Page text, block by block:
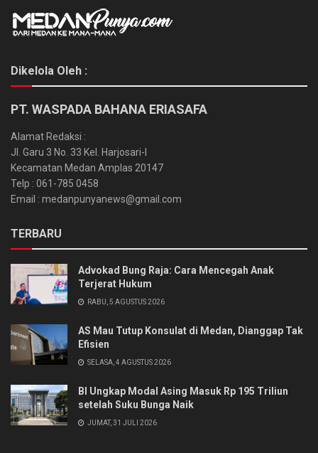
Dikelola Oleh :
PT. WASPADA BAHANA ERIASAFA
Alamat Redaksi :
Jl. Garu 3 No. 33 Kel. Harjosari-I
Kecamatan Medan Amplas 20147
Telp : 061-785 0458
Email : medanpunyanews@gmail.com
TERBARU
Advokad Bung Raja: Cara Mencegah Anak
Terjerat Hukum
RABU, 5 AGUSTUS 2026
AS Mau Tutup Konsulat di Medan, Dianggap Tak
Efisien
SELASA, 4 AGUSTUS 2026
BI Ungkap Modal Asing Masuk Rp 195 Triliun
setelah Suku Bunga Naik
JUMAT, 31 JULI 2026